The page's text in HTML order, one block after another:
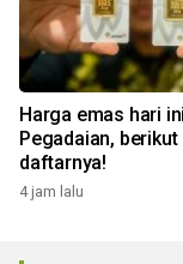
Harga emas hari
Pegadaian, berikut
daftarnya!
4 jam lalu